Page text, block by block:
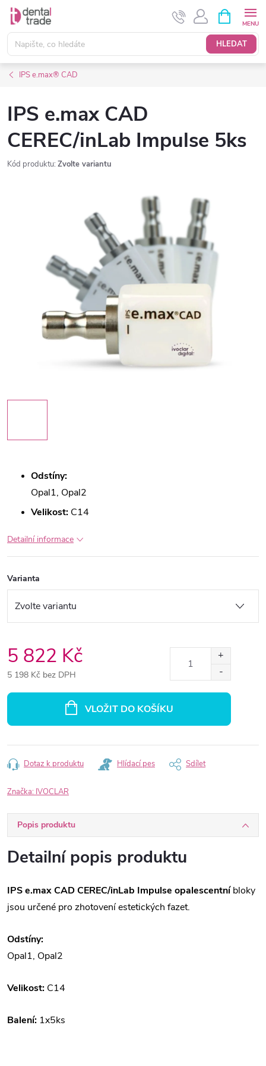
Přejít
obsah
HLEDAT
NÁKUPNÍ
KOŠÍK
IPS e.max® CAD
IPS e.max CAD
CEREC/inLab Impulse 5ks
Kód produktu: Zvolte variantu
Odstíny:
Opal1, Opal2
Velikost: C14
Detailní informace
Varianta
5 822 Kč
5 198 Kč bez DPH
VLOŽIT DO KOŠÍKU
Dotaz k produktu Hlídací pes Sdílet
Značka: IVOCLAR
Popis produktu
Detailní popis produktu
IPS e.max CAD CEREC/inLab Impulse opalescentníbloky
jsou určené pro zhotovení estetických fazet.
Odstíny:
Opal1, Opal2
Velikost: C14
Balení: 1x5ks